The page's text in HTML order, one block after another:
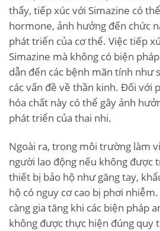
thấy, tiếp xúc với Simazine có
hormone, ảnh hưởng đến chức
phát triển của cơ thể. Việc tiếp
Simazine mà không có biện
dẫn đến các bệnh mãn tính như
các vấn đề về thần kinh. Đối với
hóa chất này có thể gây ảnh
phát triển của thai nhi.
Ngoài ra, trong môi trường làm
người lao động nếu không được
thiết bị bảo hộ như găng tay,
hộ có nguy cơ cao bị phơi
càng gia tăng khi các biện pháp
không được thực hiện đúng quy